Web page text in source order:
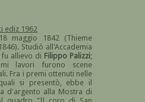
ediz 1962
maggio 1842 (Thieme
Studiò all'Accademia
allievo di Filippo Palizzi;
lavori furono scene
Fra i premi ottenuti nelle
si presentò, ebbe il
d'argento alla Mostra di